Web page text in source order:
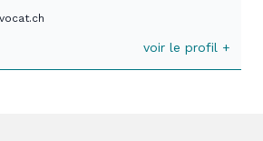
voir le profil +